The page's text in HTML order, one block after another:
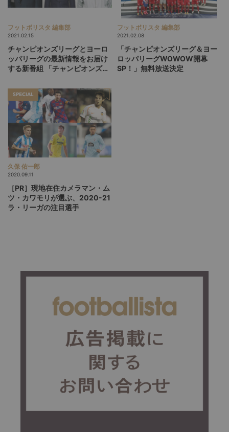
フットボリスタ 編集部
2021.02.15
チャンピオンズリーグとヨーロ
ッパリーグの最新情報をお届け
する新番組 「チャンピオンズリ
決定！
フットボリスタ 編集部
2021.02.08
「チャンピオンズリーグ＆ヨー
ロッパリーグWOWOW開幕
SP！」無料放送決定
SPECIAL
久保 佑一郎
2020.09.11
［PR］現地在住カメラマン・ム
ツ・カワモリが選ぶ、2020-21
ラ・リーガの注目選手